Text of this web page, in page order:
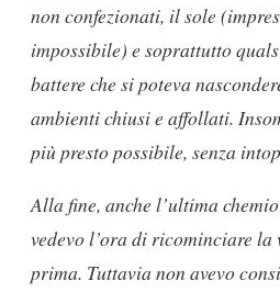
non confezionati, il sole
impossibile) e soprattutto
battere che si poteva
ambienti chiusi e affollati.
più presto possibile, senza
Alla fine, anche l’ultima
vedevo l’ora di ricominciare
prima. Tuttavia non avevo